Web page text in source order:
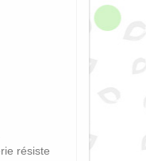
résiste